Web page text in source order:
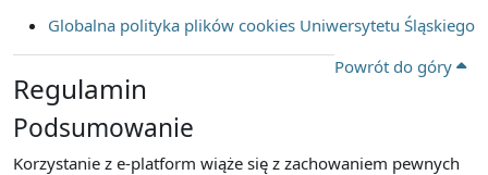
Globalna polityka plików cookies Uniwersytetu Śląskiego
Powrót do góry
Regulamin
Podsumowanie
Korzystanie z e-platform wiąże się z zachowaniem pewnych